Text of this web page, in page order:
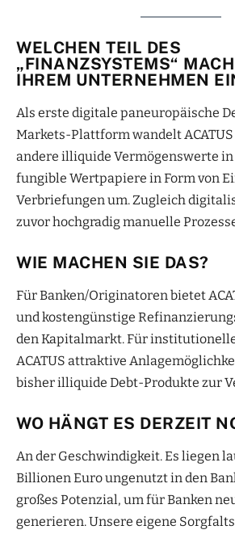
WELCHEN TEIL DES
„FINANZSYSTEMS“
IHREM UNTERNEHMEN
Als erste digitale paneuropäische
Markets-Plattform wandelt
andere illiquide Vermögenswerte
fungible Wertpapiere in Form von
Verbriefungen um. Zugleich
zuvor hochgradig manuelle
WIE MACHEN SIE DAS?
Für Banken/Originatoren bietet
und kostengünstige
den Kapitalmarkt. Für
ACATUS attraktive
bisher illiquide Debt-Produkte zur
WO HÄNGT ES DERZEIT
An der Geschwindigkeit. Es liegen
Billionen Euro ungenutzt in den
großes Potenzial, um für Banken
generieren. Unsere eigene